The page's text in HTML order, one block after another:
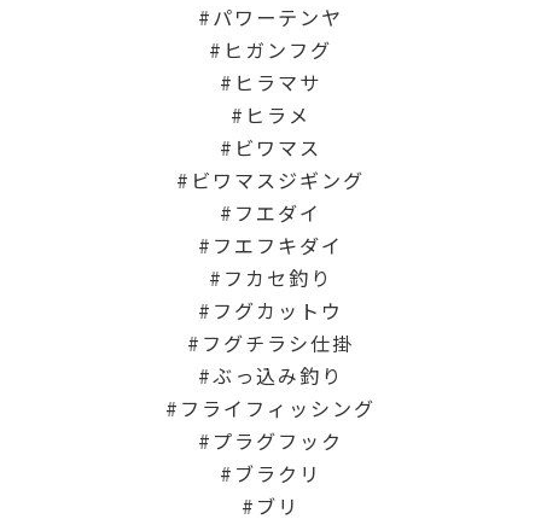
パワーテンヤ
ヒガンフグ
ヒラマサ
ヒラメ
ビワマス
ビワマスジギング
フエダイ
フエフキダイ
フカセ釣り
フグカットウ
フグチラシ仕掛
ぶっ込み釣り
フライフィッシング
プラグフック
ブラクリ
ブリ